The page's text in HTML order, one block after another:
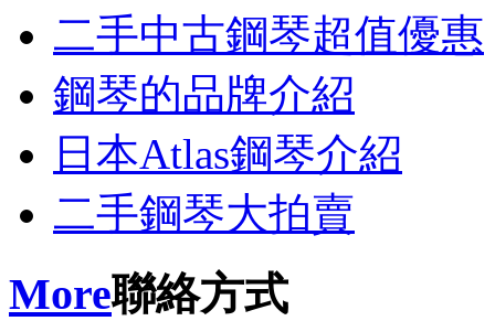
二手中古鋼琴超值優惠
鋼琴的品牌介紹
日本Atlas鋼琴介紹
二手鋼琴大拍賣
More聯絡方式